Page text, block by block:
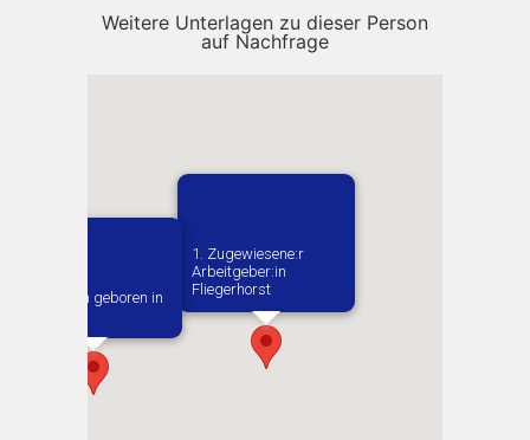
Weitere Unterlagen zu dieser Person
auf Nachfrage
Vermutlich geboren in
1. Zugewiesene:r
Arbeitgeber:in​
Fliegerhorst